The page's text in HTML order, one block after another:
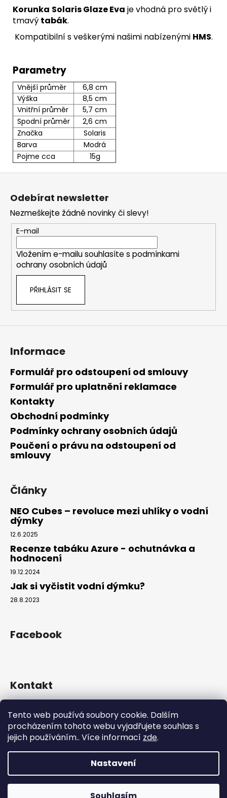
Tento web používá soubory cookie. Dalším
procházením tohoto webu vyjadřujete souhlas s
jejich používáním.. Více informací zde.
Nastavení
Korunka Solaris Glaze Eva je vhodná pro světlý i
tmavý tabák.
Kompatibilní s veškerými našimi nabízenými HMS.
Parametry
Vnější průměr
6,8 cm
Výška
8,5 cm
Vnitřní průměr
5,7 cm
Spodní průměr
2,6 cm
Značka
Solaris
Barva
Modrá
Pojme cca
15g
Odebírat newsletter
Nezmeškejte žádné novinky či slevy!
E-mail
Vložením e-mailu souhlasíte s podmínkami
ochrany osobních údajů
PŘIHLÁSIT SE
Informace
Formulář pro odstoupení od smlouvy
Formulář pro uplatnění reklamace
Kontakty
Obchodní podmínky
Podmínky ochrany osobních údajů
Poučení o právu na odstoupení od
smlouvy
Články
NEO Cubes – revoluce mezi uhlíky o vodní
dýmky
12.6.2025
Recenze tabáku Azure - ochutnávka a
hodnocení
19.12.2024
Jak si vyčistit vodní dýmku?
28.8.2023
Facebook
Kontakt
+420 739 522 572
hookah_gang.cz/
Copyright 2026Hookah Gang. Všechna práva vyhrazena.